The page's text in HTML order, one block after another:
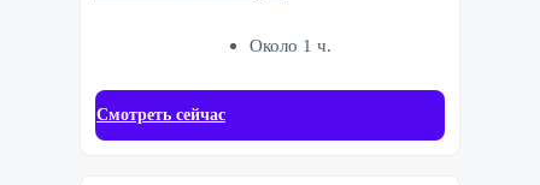
Около 1 ч.
Смотреть сейчас